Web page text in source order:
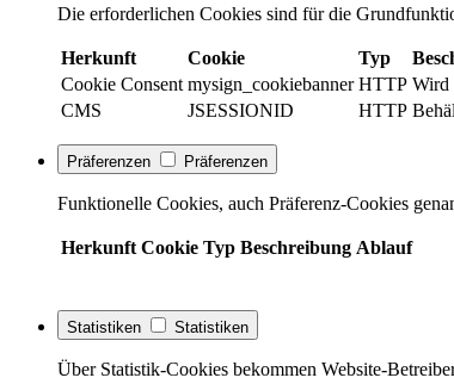
Die erforderlichen Cookies sind für die
Herkunft Cookie Typ
Cookie Consent mysign_cookiebanner HTTP Wird
CMS
JSESSIONID HTTP
Präferenzen Präferenzen
Funktionelle Cookies, auch Präferenz-Cookies
Herkunft Cookie Typ Beschreibung Ablauf
Statistiken Statistiken
Über Statistik-Cookies bekommen Website-